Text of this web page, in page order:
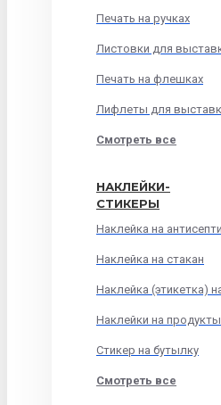
Печать на ручках
Листовки для
Печать на флешках
Лифлеты для
Смотреть все
НАКЛЕЙКИ-
СТИКЕРЫ
Наклейка на
Наклейка на стакан
Наклейка (этикетка)
Наклейки на продукты
Стикер на бутылку
Смотреть все